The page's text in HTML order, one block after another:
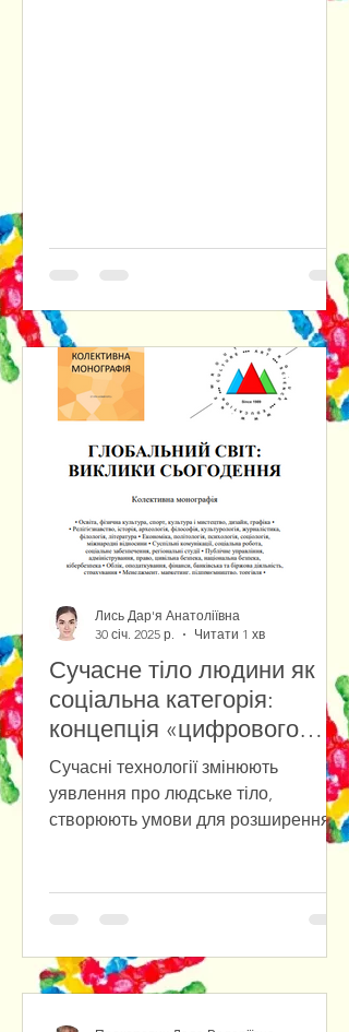
Сучасне тіло людини як
соціальна категорія:
концепція «цифрового
тіла» у віртуальній
реальності
Сучасні технології змінюють
уявлення про людське тіло,
створюють умови для розширення
Лись Дар'я Анатоліївна
30 січ. 2025 р.
Читати 1 хв